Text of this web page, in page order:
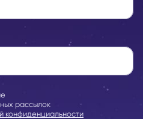
рассылок
конфиденциальности